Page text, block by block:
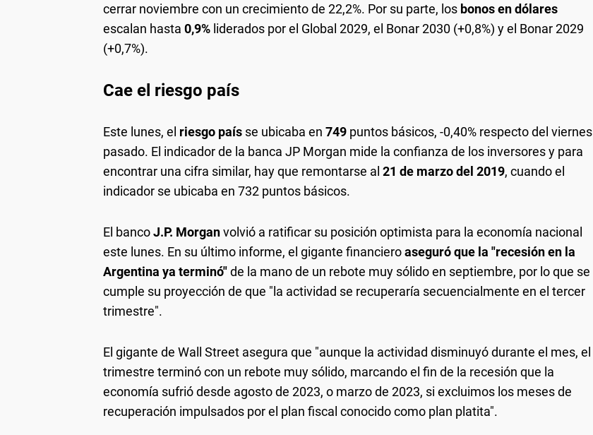
cerrar noviembre con un crecimiento de 22,2%. Por su parte, los bonos en dólares
escalan hasta 0,9% liderados por el Global 2029, el Bonar 2030 (+0,8%) y el Bonar 2029
(+0,7%).
Cae el riesgo país
Este lunes, el riesgo país se ubicaba en 749 puntos básicos, -0,40% respecto del viernes
pasado. El indicador de la banca JP Morgan mide la confianza de los inversores y para
encontrar una cifra similar, hay que remontarse al 21 de marzo del 2019, cuando el
indicador se ubicaba en 732 puntos básicos.
El bancoJ.P. Morganvolvió a ratificar su posición optimista para la economía nacional
este lunes. En su último informe, el gigante financieroaseguró que la "recesión en la
Argentina ya terminó"de la mano de un rebote muy sólido en septiembre, por lo que se
cumple su proyección de que "la actividad se recuperaría secuencialmente en el tercer
trimestre".
El gigante de Wall Street asegura que "aunque la actividad disminuyó durante el mes, el
trimestre terminó con un rebote muy sólido, marcando el fin de la recesión que la
economía sufrió desde agosto de 2023, o marzo de 2023, si excluimos los meses de
recuperación impulsados por el plan fiscal conocido como plan platita".